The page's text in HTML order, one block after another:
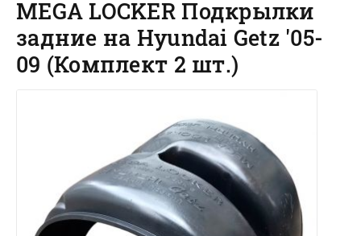
MEGA LOCKER Подкрылки
задние на Hyundai Getz '05-
09 (Комплект 2 шт.)